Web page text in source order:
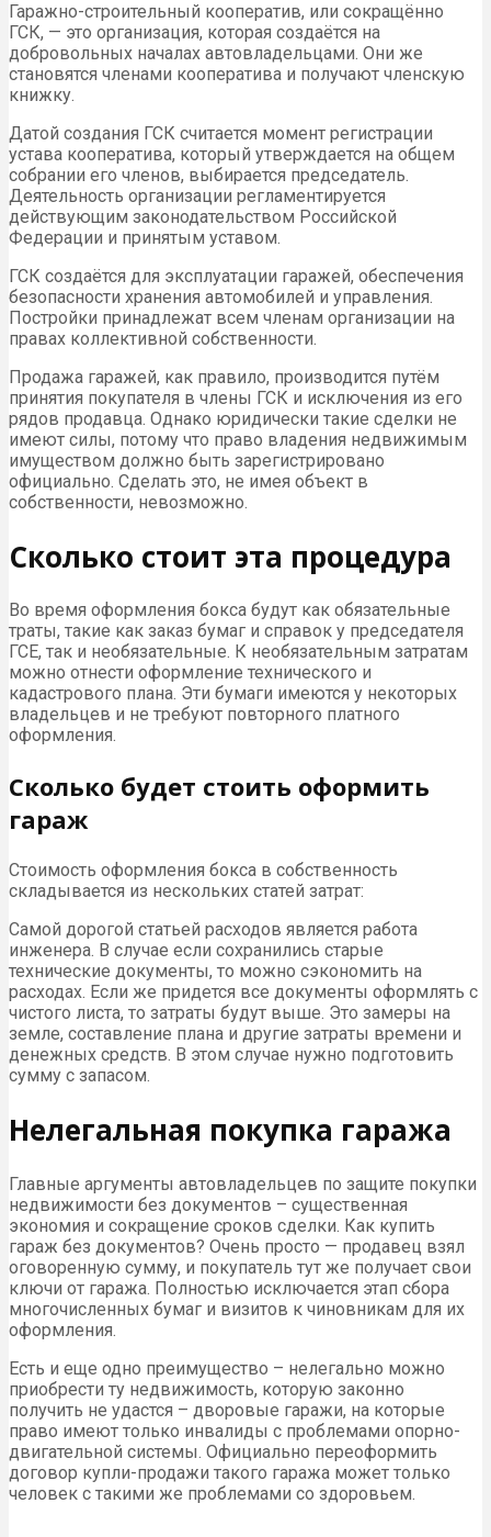
Гаражно-строительный кооператив, или сокращённо
ГСК, — это организация, которая создаётся на
добровольных началах автовладельцами. Они же
становятся членами кооператива и получают членскую
книжку.
Датой создания ГСК считается момент регистрации
устава кооператива, который утверждается на общем
собрании его членов, выбирается председатель.
Деятельность организации регламентируется
действующим законодательством Российской
Федерации и принятым уставом.
ГСК создаётся для эксплуатации гаражей, обеспечения
безопасности хранения автомобилей и управления.
Постройки принадлежат всем членам организации на
правах коллективной собственности.
Продажа гаражей, как правило, производится путём
принятия покупателя в члены ГСК и исключения из его
рядов продавца. Однако юридически такие сделки не
имеют силы, потому что право владения недвижимым
имуществом должно быть зарегистрировано
официально. Сделать это, не имея объект в
собственности, невозможно.
Сколько стоит эта процедура
Во время оформления бокса будут как обязательные
траты, такие как заказ бумаг и справок у председателя
ГСЕ, так и необязательные. К необязательным затратам
можно отнести оформление технического и
кадастрового плана. Эти бумаги имеются у некоторых
владельцев и не требуют повторного платного
оформления.
Сколько будет стоить оформить
гараж
Стоимость оформления бокса в собственность
складывается из нескольких статей затрат:
Самой дорогой статьей расходов является работа
инженера. В случае если сохранились старые
технические документы, то можно сэкономить на
расходах. Если же придется все документы оформлять с
чистого листа, то затраты будут выше. Это замеры на
земле, составление плана и другие затраты времени и
денежных средств. В этом случае нужно подготовить
сумму с запасом.
Нелегальная покупка гаража
Главные аргументы автовладельцев по защите покупки
недвижимости без документов – существенная
экономия и сокращение сроков сделки. Как купить
гараж без документов? Очень просто — продавец взял
оговоренную сумму, и покупатель тут же получает свои
ключи от гаража. Полностью исключается этап сбора
многочисленных бумаг и визитов к чиновникам для их
оформления.
Есть и еще одно преимущество – нелегально можно
приобрести ту недвижимость, которую законно
получить не удастся – дворовые гаражи, на которые
право имеют только инвалиды с проблемами опорно-
двигательной системы. Официально переоформить
договор купли-продажи такого гаража может только
человек с такими же проблемами со здоровьем.